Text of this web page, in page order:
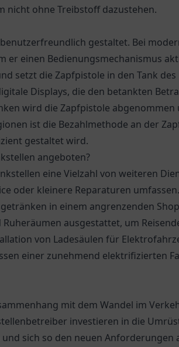
nicht ohne Treibstoff dazustehen.
gestaltet. Bei
er einen Bedienungsmechanismus
setzt die Zapfpistole in den Tank des
Displays, die den betankten
wird die Zapfpistole
ist die Bezahlmethode an der
gestaltet wird.
angeboten?
eine Vielzahl von weiteren
oder kleinere Reparaturen
in einem angrenzenden
ausgestattet, um
von Ladesäulen für
einer zunehmend elektrifizierten
mit dem Wandel im
investieren in die
sich so den neuen Anforderungen